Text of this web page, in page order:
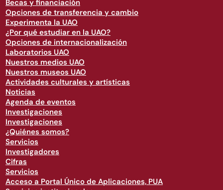
Becas y financiación
Opciones de transferencia y cambio
Experimenta la UAO
¿Por qué estudiar en la UAO?
Opciones de internacionalización
Laboratorios UAO
Nuestros medios UAO
Nuestros museos UAO
Actividades culturales y artísticas
Noticias
Agenda de eventos
Investigaciones
Investigaciones
¿Quiénes somos?
Servicios
Investigadores
Cifras
Servicios
Acceso a Portal Único de Aplicaciones, PUA